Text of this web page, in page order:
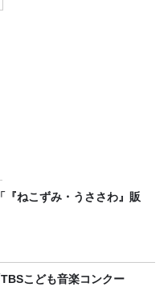
『ねこずみ・うささわ』販
こども音楽コンクー